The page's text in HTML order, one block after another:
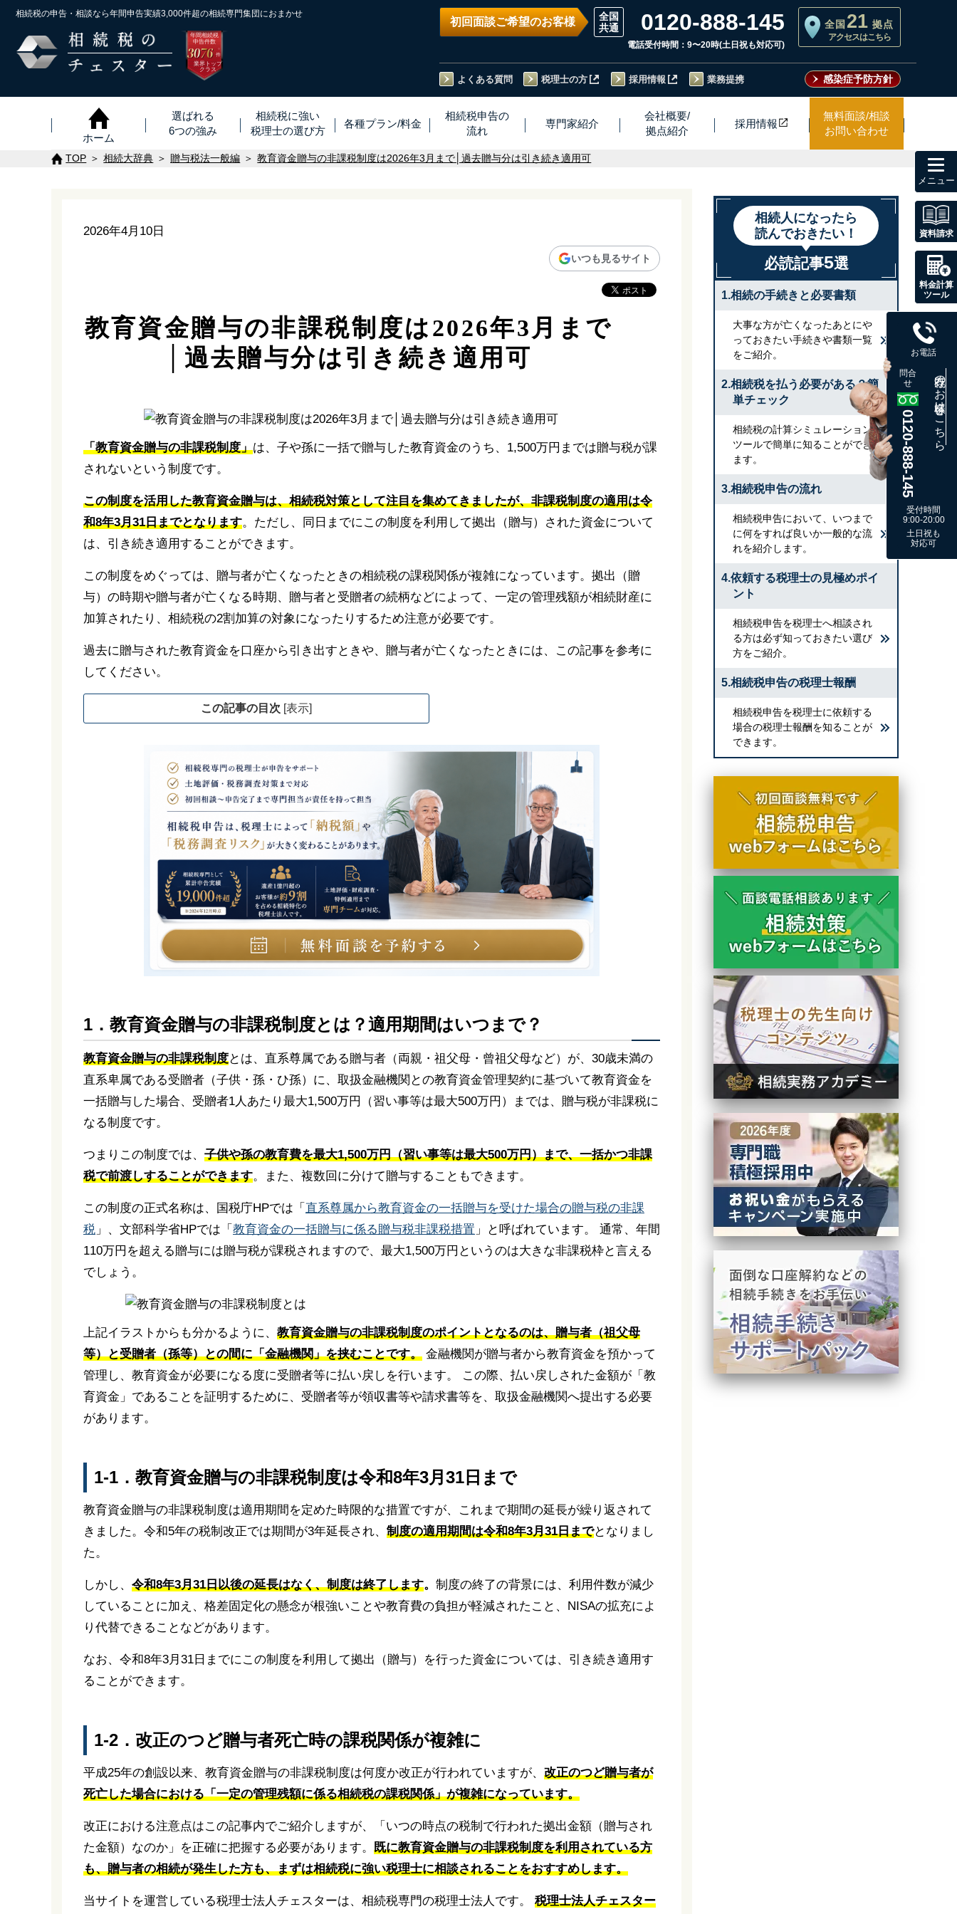
相続税の申告・相談なら年間申告実績3,000件超の相続専門集団におまかせ
年間相続税
申告件数
3076 ※
件
業界トップ
クラス
初回面談ご希望のお客様 0120-888-145
電話受付時間：9〜20時(土日祝も対応可)
全国 21 拠点
アクセスはこちら
よくある質問 税理士の方 採用情報 業務提携 感染症予防方針
ホーム
選ばれる
6つの強み
相続税に強い
税理士の選び方
各種プラン/料金
相続税申告の
流れ
専門家紹介
会社概要/
拠点紹介
採用情報
無料面談/相談
お問い合わせ
TOP 相続大辞典 贈与税法一般編 教育資金贈与の非課税制度は2026年3月まで│過去贈与分は引き続き適用可
2026年4月10日
いつも見るサイト
教育資金贈与の非課税制度は2026年3月まで
│過去贈与分は引き続き適用可
「教育資金贈与の非課税制度」は、子や孫に一括で贈与した教育資金のうち、1,500万円までは贈与税が課
されないという制度です。
この制度を活用した教育資金贈与は、相続税対策として注目を集めてきましたが、非課税制度の適用は令
和8年3月31日までとなります。ただし、同日までにこの制度を利用して拠出（贈与）された資金について
は、引き続き適用することができます。
この制度をめぐっては、贈与者が亡くなったときの相続税の課税関係が複雑になっています。拠出（贈
与）の時期や贈与者が亡くなる時期、贈与者と受贈者の続柄などによって、一定の管理残額が相続財産に
加算されたり、相続税の2割加算の対象になったりするため注意が必要です。
過去に贈与された教育資金を口座から引き出すときや、贈与者が亡くなったときには、この記事を参考に
してください。
この記事の目次 [表示]
1．教育資金贈与の非課税制度とは？適用期間はいつまで？
教育資金贈与の非課税制度とは、直系尊属である贈与者（両親・祖父母・曾祖父母など）が、30歳未満の
直系卑属である受贈者（子供・孫・ひ孫）に、取扱金融機関との教育資金管理契約に基づいて教育資金を
一括贈与した場合、受贈者1人あたり最大1,500万円（習い事等は最大500万円）までは、贈与税が非課税に
なる制度です。
つまりこの制度では、 子供や孫の教育費を最大1,500万円（習い事等は最大500万円）まで、一括かつ非課
税で前渡しすることができます。また、複数回に分けて贈与することもできます。
この制度の正式名称は、国税庁HPでは「 直系尊属から教育資金の一括贈与を受けた場合の贈与税の非課
税 」、文部科学省HPでは「 教育資金の一括贈与に係る贈与税非課税措置 」と呼ばれています。 通常、年間
110万円を超える贈与には贈与税が課税されますので、最大1,500万円というのは大きな非課税枠と言える
でしょう。
上記イラストからも分かるように、 教育資金贈与の非課税制度のポイントとなるのは、贈与者（祖父母
等）と受贈者（孫等）との間に「金融機関」を挟むことです。 金融機関が贈与者から教育資金を預かって
管理し、教育資金が必要になる度に受贈者等に払い戻しを行います。 この際、払い戻しされた金額が「教
育資金」であることを証明するために、受贈者等が領収書等や請求書等を、取扱金融機関へ提出する必要
があります。
1-1．教育資金贈与の非課税制度は令和8年3月31日まで
教育資金贈与の非課税制度は適用期間を定めた時限的な措置ですが、これまで期間の延長が繰り返されて
きました。令和5年の税制改正では期間が3年延長され、 制度の適用期間は令和8年3月31日までとなりまし
た。
しかし、 令和8年3月31日以後の延長はなく、制度は終了します。 制度の終了の背景には、利用件数が減少
していることに加え、格差固定化の懸念が根強いことや教育費の負担が軽減されたこと、NISAの拡充によ
り代替できることなどがあります。
なお、令和8年3月31日までにこの制度を利用して拠出（贈与）を行った資金については、引き続き適用す
ることができます。
1-2．改正のつど贈与者死亡時の課税関係が複雑に
平成25年の創設以来、教育資金贈与の非課税制度は何度か改正が行われていますが、 改正のつど贈与者が
死亡した場合における「一定の管理残額に係る相続税の課税関係」が複雑になっています。
改正における注意点はこの記事内でご紹介しますが、「いつの時点の税制で行われた拠出金額（贈与され
た金額）なのか」を正確に把握する必要があります。 既に教育資金贈与の非課税制度を利用されている方
も、贈与者の相続が発生した方も、まずは相続税に強い税理士に相談されることをおすすめします。
当サイトを運営している税理士法人チェスターは、相続税専門の税理士法人です。 税理士法人チェスター
相続人になったら
読んでおきたい！
必読記事5選
1.相続の手続きと必要書類
大事な方が亡くなったあとにや
っておきたい手続きや書類一覧
をご紹介。
2.相続税を払う必要がある？簡
単チェック
相続税の計算シミュレーション
ツールで簡単に知ることができ
ます。
3.相続税申告の流れ
相続税申告において、いつまで
に何をすれば良いか一般的な流
れを紹介します。
4.依頼する税理士の見極めポイ
ント
相続税申告を税理士へ相談され
る方は必ず知っておきたい選び
方をご紹介。
5.相続税申告の税理士報酬
相続税申告を税理士に依頼する
場合の税理士報酬を知ることが
できます。
資料請求
料金計算
ツール
お電話
問合
せ
0120-888-145
既存のお客様はこちら
受付時間
9:00-20:00
土日祝も
対応可